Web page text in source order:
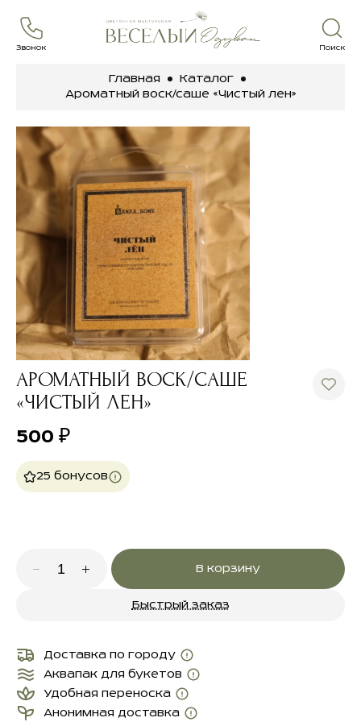
Звонок Поиск
Главная
Каталог
Ароматный воск/саше «Чистый лен»
АРОМАТНЫЙ ВОСК/САШЕ
«ЧИСТЫЙ ЛЕН»
500 ₽
25 бонусов
В корзину
Быстрый заказ
Доставка по городу
Аквапак для букетов
Удобная переноска
Анонимная доставка